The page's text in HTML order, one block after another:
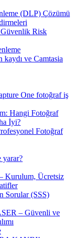
(DLP) Çözümü
Güvenlik Risk
kaydı ve Camtasia
One fotoğraf iş
Hangi Fotoğraf
İyi?
Fotoğraf
yarar?
Kurulum, Ücretsiz
Sorular (SSS)
– Güvenli ve